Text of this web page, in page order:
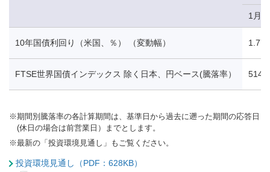
1月7
10年国債利回り（米国、％） （変動幅） 1.77
FTSE世界国債インデックス 除く日本、円ベース(騰落率）
※期間別騰落率の各計算期間は、基準日から過去に遡った期間の応答日
(休日の場合は前営業日）までとします。
※最新の「投資環境見通し」もご覧ください。
投資環境見通し（PDF：628KB）